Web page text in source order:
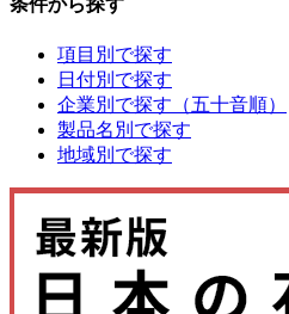
項目別で探す
日付別で探す
企業別で探す（五十音順）
製品名別で探す
地域別で探す